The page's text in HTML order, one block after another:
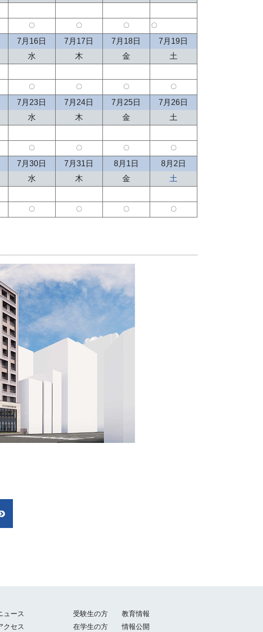
〇 〇 〇 〇
7月16日 7月17日 7月18日
7月19日
水 木 金
土
〇 〇 〇 〇
7月23日 7月24日 7月25日
7月26日
水 木 金
土
〇 〇 〇 〇
7月30日 7月31日 8月1日
8月2日
水 木 金
土
〇 〇 〇 〇
ュース
クセス
受験生の方
在学生の方
教育情報
情報公開